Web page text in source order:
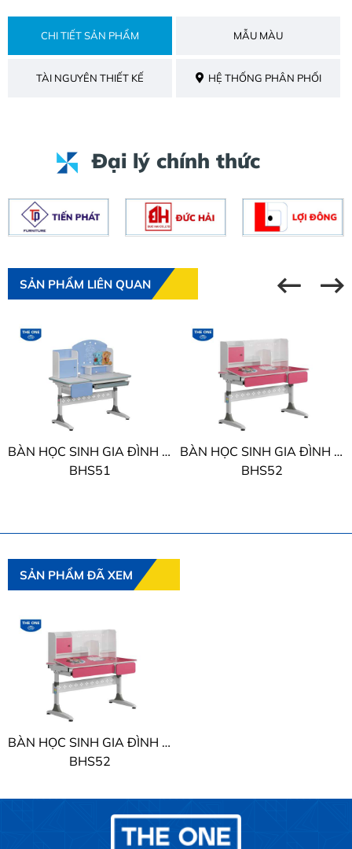
CHI TIẾT SẢN PHẨM MẪU MÀU
TÀI NGUYÊN THIẾT KẾ HỆ THỐNG PHÂN PHỐI
Đại lý chính thức
SẢN PHẨM LIÊN QUAN
BÀN HỌC SINH GIA ĐÌNH THE ONE
BHS51
BÀN HỌC SINH GIA ĐÌNH THE ONE
BHS52
SẢN PHẨM ĐÃ XEM
BÀN HỌC SINH GIA ĐÌNH THE ONE
BHS52